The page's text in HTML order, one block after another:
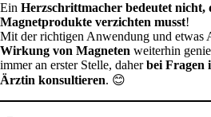
Ein Herzschrittmacher bedeutet nicht,
Magnetprodukte verzichten musst!
Mit der richtigen Anwendung und etwas
Wirkung von Magneten weiterhin
immer an erster Stelle, daherbei Fragen
Ärztin konsultieren. 😊